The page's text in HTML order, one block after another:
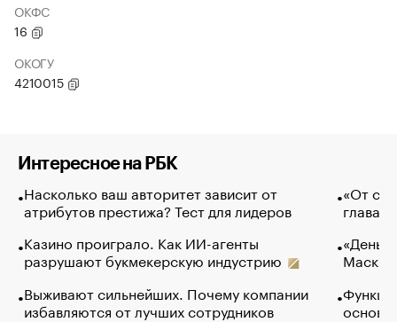
ОКФС
16
ОКОГУ
4210015
Интересное на РБК
Насколько ваш авторитет зависит от
атрибутов престижа? Тест для лидеров
Казино проиграло. Как ИИ-агенты
разрушают букмекерскую индустрию
Выживают сильнейших. Почему компании
избавляются от лучших сотрудников
«От
глава
Маск в
основ